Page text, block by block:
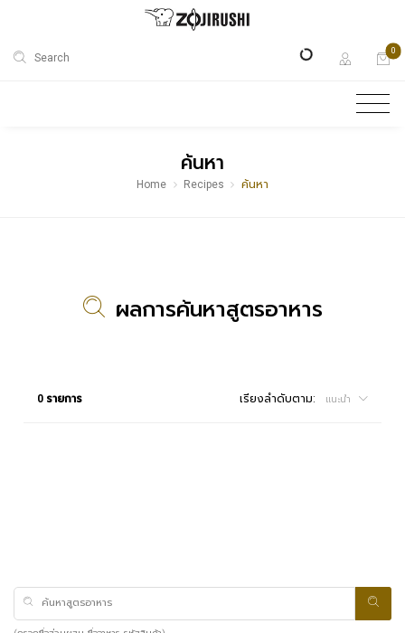
Search
0
ค้นหา
Home Recipes ค้นหา
ผลการค้นหาสูตรอาหาร
0 รายการ เรียงลำดับตาม: แนะนำ